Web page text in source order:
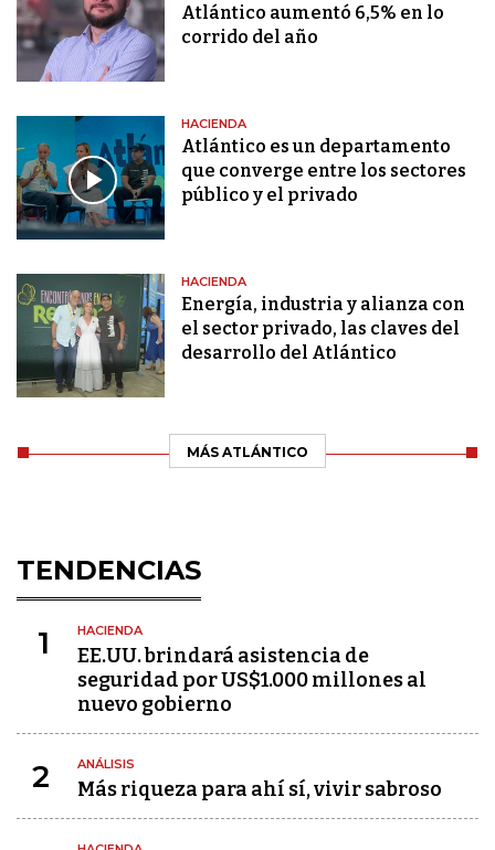
Atlántico aumentó 6,5% en lo
corrido del año
HACIENDA
Atlántico es un departamento
que converge entre los sectores
público y el privado
HACIENDA
Energía, industria y alianza con
el sector privado, las claves del
desarrollo del Atlántico
MÁS ATLÁNTICO
TENDENCIAS
1 HACIENDA
EE.UU. brindará asistencia de
seguridad por US$1.000 millones al
nuevo gobierno
2 ANÁLISIS
Más riqueza para ahí sí, vivir sabroso